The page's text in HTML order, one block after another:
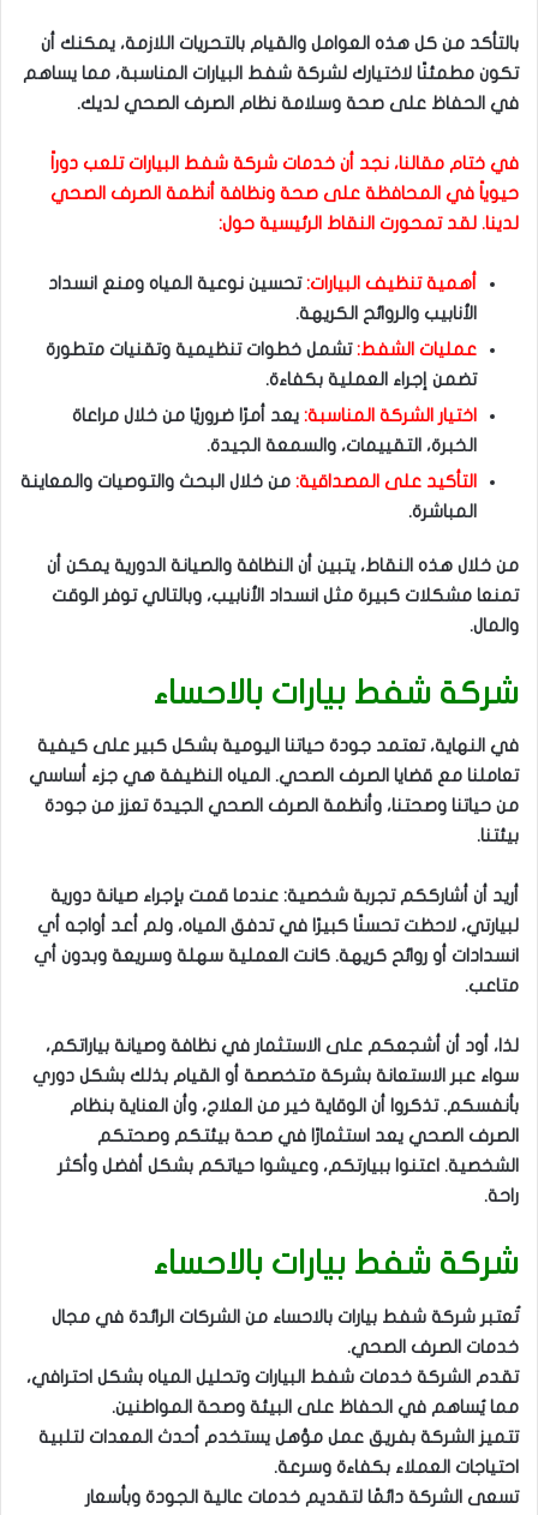
بالتأكد من كل هذه العوامل والقيام بالتحريات اللازمة، يمكنك أن
تكون مطمئنًا لاختيارك لشركة شفط البيارات المناسبة، مما يساهم
في الحفاظ على صحة وسلامة نظام الصرف الصحي لديك.
في ختام مقالنا، نجد أن خدمات شركة شفط البيارات تلعب دوراً
حيوياً في المحافظة على صحة ونظافة أنظمة الصرف الصحي
لدينا. لقد تمحورت النقاط الرئيسية حول:
أهمية تنظيف البيارات:تحسين نوعية المياه ومنع انسداد
الأنابيب والروائح الكريهة.
عمليات الشفط:تشمل خطوات تنظيمية وتقنيات متطورة
تضمن إجراء العملية بكفاءة.
اختيار الشركة المناسبة: يعد أمرًا ضروريًا من خلال مراعاة
الخبرة، التقييمات، والسمعة الجيدة.
التأكيد على المصداقية: من خلال البحث والتوصيات والمعاينة
المباشرة.
من خلال هذه النقاط، يتبين أن النظافة والصيانة الدورية يمكن أن
تمنعا مشكلات كبيرة مثل انسداد الأنابيب، وبالتالي توفر الوقت
والمال.
شركة شفط بيارات بالاحساء
في النهاية، تعتمد جودة حياتنا اليومية بشكل كبير على كيفية
تعاملنا مع قضايا الصرف الصحي. المياه النظيفة هي جزء أساسي
من حياتنا وصحتنا، وأنظمة الصرف الصحي الجيدة تعزز من جودة
بيئتنا.
أريد أن أشارككم تجربة شخصية: عندما قمت بإجراء صيانة دورية
لبيارتي، لاحظت تحسنًا كبيرًا في تدفق المياه، ولم أعد أواجه أي
انسدادات أو روائح كريهة. كانت العملية سهلة وسريعة وبدون أي
متاعب.
لذا، أود أن أشجعكم على الاستثمار في نظافة وصيانة بياراتكم،
سواء عبر الاستعانة بشركة متخصصة أو القيام بذلك بشكل دوري
بأنفسكم. تذكروا أن الوقاية خير من العلاج، وأن العناية بنظام
الصرف الصحي يعد استثمارًا في صحة بيئتكم وصحتكم
الشخصية. اعتنوا ببيارتكم، وعيشوا حياتكم بشكل أفضل وأكثر
راحة.
شركة شفط بيارات بالاحساء
تُعتبر شركة شفط بيارات بالاحساء من الشركات الرائدة في مجال
خدمات الصرف الصحي.
تقدم الشركة خدمات شفط البيارات وتحليل المياه بشكل احترافي،
مما يُساهم في الحفاظ على البيئة وصحة المواطنين.
تتميز الشركة بفريق عمل مؤهل يستخدم أحدث المعدات لتلبية
احتياجات العملاء بكفاءة وسرعة.
تسعى الشركة دائمًا لتقديم خدمات عالية الجودة وبأسعار